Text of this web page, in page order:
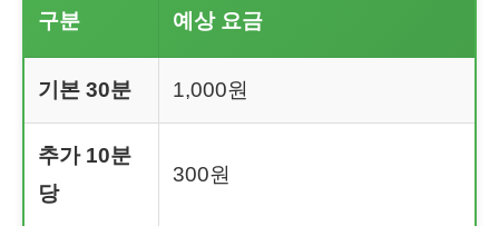
구분 예상 요금
기본 30분 1,000원
추가 10분
당
300원